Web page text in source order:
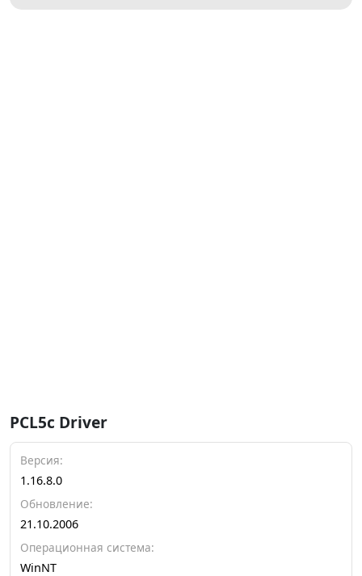
PCL5c Driver
Версия:
1.16.8.0
Обновление:
21.10.2006
Операционная система:
WinNT